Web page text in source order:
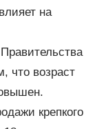
на
что возраст
крепкого